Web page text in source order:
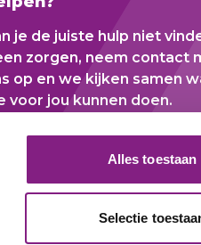
Alles toestaan
Selectie
je de juiste hulp niet
zorgen, neem contact
op en we kijken samen
voor jou kunnen doen.